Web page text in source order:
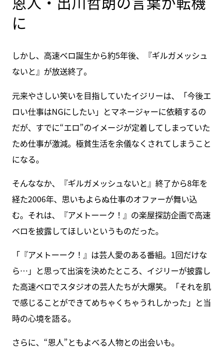
に
しかし、高速ベロ誕生から約5年後、『ギルガメッシュ
ないと』が放送終了。
元来やさしい笑いを目指していたイジリーは、「今後エ
ロい仕事はNGにしたい」とマネージャーに依頼するの
だが、すでに“エロ”のイメージが定着してしまっていた
ため仕事が激減。極貧生活を余儀なくされてしまうこと
になる。
そんななか、『ギルガメッシュないと』終了から8年を
経た2006年、思いもよらぬ仕事のオファーが舞い込
む。それは、『アメトーーク！』の楽屋探訪企画で高速
ベロを披露してほしいというものだった。
「『アメトーーク！』は芸人愛のある番組。1回だけな
ら…」と思って出演を決めたところ、イジリーが披露し
た高速ベロでスタジオの芸人たちが大爆笑。「それを肌
で感じることができてめちゃくちゃうれしかった」と当
時の心境を語る。
さらに、“恩人”ともよべる人物との出会いも。